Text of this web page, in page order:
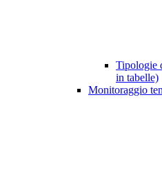
Tipologie
in tabelle)
Monitoraggio